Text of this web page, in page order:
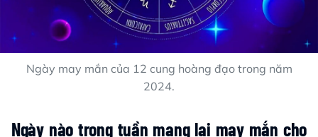
Ngày may mắn của 12 cung hoàng đạo trong năm
2024.
Ngày nào trong tuần mang lại may mắn cho